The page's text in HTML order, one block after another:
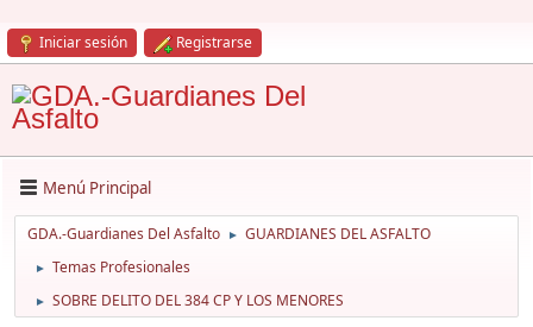
Iniciar sesión Registrarse
Menú Principal
GDA.-Guardianes Del Asfalto ► GUARDIANES DEL ASFALTO
► Temas Profesionales
► SOBRE DELITO DEL 384 CP Y LOS MENORES